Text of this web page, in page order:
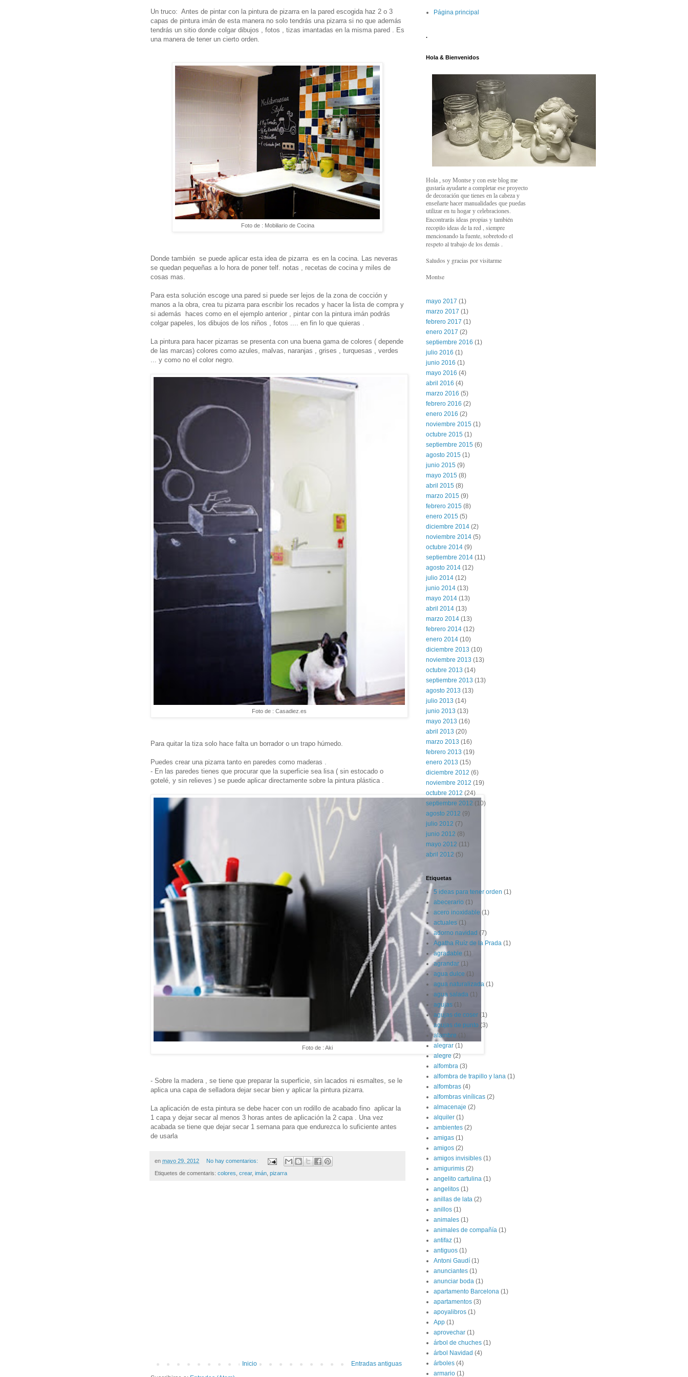
Un truco: Antes de pintar con la pintura de pizarra en la pared escogida haz 2 o 3
capas de pintura imán de esta manera no solo tendrás una pizarra si no que además
tendrás un sitio donde colgar dibujos , fotos , tizas imantadas en la misma pared . Es
una manera de tener un cierto orden.
Foto de : Mobiliario de Cocina
Donde también se puede aplicar esta idea de pizarra es en la cocina. Las neveras
se quedan pequeñas a lo hora de poner telf. notas , recetas de cocina y miles de
cosas mas.
Para esta solución escoge una pared si puede ser lejos de la zona de cocción y
manos a la obra, crea tu pizarra para escribir los recados y hacer la lista de compra y
si además haces como en el ejemplo anterior , pintar con la pintura imán podrás
colgar papeles, los dibujos de los niños , fotos .... en fin lo que quieras .
La pintura para hacer pizarras se presenta con una buena gama de colores ( depende
de las marcas) colores como azules, malvas, naranjas , grises , turquesas , verdes
... y como no el color negro.
Foto de : Casadiez.es
Para quitar la tiza solo hace falta un borrador o un trapo húmedo.
Puedes crear una pizarra tanto en paredes como maderas .
- En las paredes tienes que procurar que la superficie sea lisa ( sin estocado o
gotelé, y sin relieves ) se puede aplicar directamente sobre la pintura plástica .
Foto de : Aki
- Sobre la madera , se tiene que preparar la superficie, sin lacados ni esmaltes, se le
aplica una capa de selladora dejar secar bien y aplicar la pintura pizarra.
La aplicación de esta pintura se debe hacer con un rodillo de acabado fino aplicar la
1 capa y dejar secar al menos 3 horas antes de aplicación la 2 capa . Una vez
acabada se tiene que dejar secar 1 semana para que endurezca lo suficiente antes
de usarla
en mayo 29, 2012 No hay comentarios:
Etiquetes de comentaris: colores crear, imán pizarra
Entradas antiguas
Inicio
Página principal
.
Hola & Bienvenidos
Hola , soy Montse y con este blog me
gustaría ayudarte a completar ese proyecto
de decoración que tienes en la cabeza y
enseñarte hacer manualidades que puedas
utilizar en tu hogar y celebraciones.
Encontrarás ideas propias y también
recopilo ideas de la red , siempre
mencionando la fuente, sobretodo el
respeto al trabajo de los demás .
Saludos y gracias por visitarme
Montse
mayo 2017 (1)
marzo 2017 (1)
febrero 2017 (1)
enero 2017 (2)
septiembre 2016 (1)
julio 2016 (1)
junio 2016 (1)
mayo 2016 (4)
abril 2016 (4)
marzo 2016 (5)
febrero 2016 (2)
enero 2016 (2)
noviembre 2015 (1)
octubre 2015 (1)
septiembre 2015 (6)
agosto 2015 (1)
junio 2015 (9)
mayo 2015 (8)
abril 2015 (8)
marzo 2015 (9)
febrero 2015 (8)
enero 2015 (5)
diciembre 2014 (2)
noviembre 2014 (5)
octubre 2014 (9)
septiembre 2014 (11)
agosto 2014 (12)
julio 2014 (12)
junio 2014 (13)
mayo 2014 (13)
abril 2014 (13)
marzo 2014 (13)
febrero 2014 (12)
enero 2014 (10)
diciembre 2013 (10)
noviembre 2013 (13)
octubre 2013 (14)
septiembre 2013 (13)
agosto 2013 (13)
julio 2013 (14)
junio 2013 (13)
mayo 2013 (16)
abril 2013 (20)
marzo 2013 (16)
febrero 2013 (19)
enero 2013 (15)
diciembre 2012 (6)
noviembre 2012 (19)
octubre 2012 (24)
septiembre 2012 (10)
agosto 2012 (9)
julio 2012 (7)
junio 2012 (8)
mayo 2012 (11)
abril 2012 (5)
Etiquetas
5 ideas para tener orden (1)
abecerario (1)
acero inoxidable (1)
actuales (1)
adorno navidad (7)
Agatha Ruíz de la Prada (1)
agradable (1)
agrandar (1)
agua dulce (1)
agua naturalizada (1)
agua salada (1)
agujas (1)
agujas de coser (1)
agujas de punto (3)
alambre (1)
alegrar (1)
alegre (2)
alfombra (3)
alfombra de trapillo y lana (1)
alfombras (4)
alfombras vinílicas (2)
almacenaje (2)
alquiler (1)
ambientes (2)
amigas (1)
amigos (2)
amigos invisibles (1)
amigurimis (2)
angelito cartulina (1)
angelitos (1)
anillas de lata (2)
anillos (1)
animales (1)
animales de compañía (1)
antifaz (1)
antiguos (1)
Antoni Gaudí (1)
anunciantes (1)
anunciar boda (1)
apartamento Barcelona (1)
apartamentos (3)
apoyalibros (1)
App (1)
aprovechar (1)
árbol de chuches (1)
árbol Navidad (4)
árboles (4)
armario (1)